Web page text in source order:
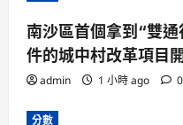
南沙區首個拿到“雙
件的城中村改革項目
admin 1 小時 ago 0
分數